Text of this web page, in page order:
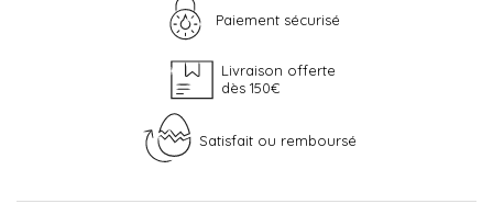
Paiement sécurisé
Livraison offerte
dès 150€
Satisfait ou remboursé